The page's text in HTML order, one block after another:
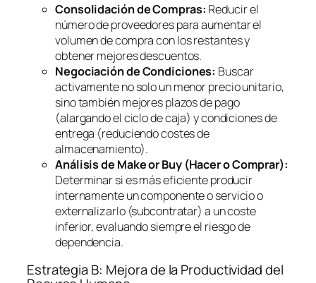
Consolidación de Compras: Reducir el
número de proveedores para aumentar el
volumen de compra con los restantes y
obtener mejores descuentos.
Negociación de Condiciones: Buscar
activamente no solo un menor precio unitario,
sino también mejores plazos de pago
(alargando el ciclo de caja) y condiciones de
entrega (reduciendo costes de
almacenamiento).
Análisis de Make or Buy(Hacer o Comprar):
Determinar si es más eficiente producir
internamente un componente o servicio o
externalizarlo (subcontratar) a un coste
inferior, evaluando siempre el riesgo de
dependencia.
Estrategia B: Mejora de la Productividad del